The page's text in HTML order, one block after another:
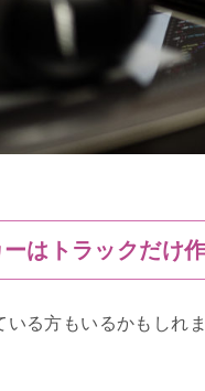
ーはトラックだけ
いる方もいるかもしれ